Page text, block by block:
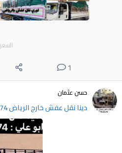
السعر
1
حسن عثمان
دينا نقل عفش خارج الرياض 0537422374